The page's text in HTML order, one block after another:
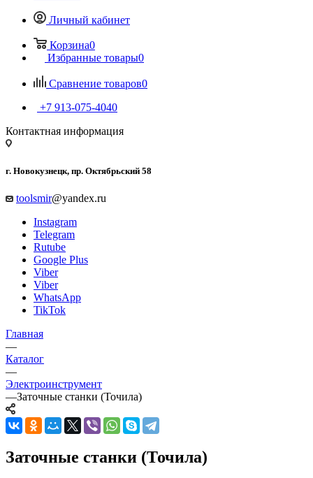
Личный кабинет
Корзина0
Избранные товары0
Сравнение товаров0
+7 913-075-4040
Контактная информация
г. Новокузнецк, пр. Октябрьский 58
toolsmir@yandex.ru
Instagram
Telegram
Rutube
Google Plus
Viber
Viber
WhatsApp
TikTok
Главная
—
Каталог
—
Электроинструмент
—Заточные станки (Точила)
Заточные станки (Точила)